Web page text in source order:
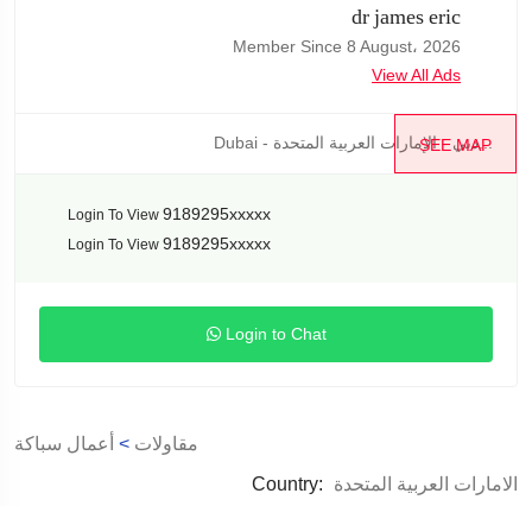
dr james eric
Member Since 8 August، 2026
View All Ads
SEE MAP
Dubai - دبي - الإمارات العربية المتحدة...
Login To View 9189295xxxxx
Login To View 9189295xxxxx
Login to Chat
مقاولات > أعمال سباكة
Country:
الامارات العربية المتحدة